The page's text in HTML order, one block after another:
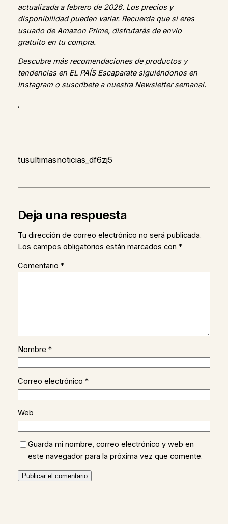
actualizada a febrero de 2026. Los precios y
disponibilidad pueden variar. Recuerda que si eres
usuario de Amazon Prime, disfrutarás de envío
gratuito en tu compra.
Descubre más recomendaciones de productos y
tendencias en EL PAÍS Escaparate siguiéndonos en
Instagram o suscríbete a nuestra Newsletter semanal.
,
tusultimasnoticias_df6zj5
Deja una respuesta
Tu dirección de correo electrónico no será publicada.
Los campos obligatorios están marcados con *
Comentario *
Nombre *
Correo electrónico *
Web
Guarda mi nombre, correo electrónico y web en
este navegador para la próxima vez que comente.